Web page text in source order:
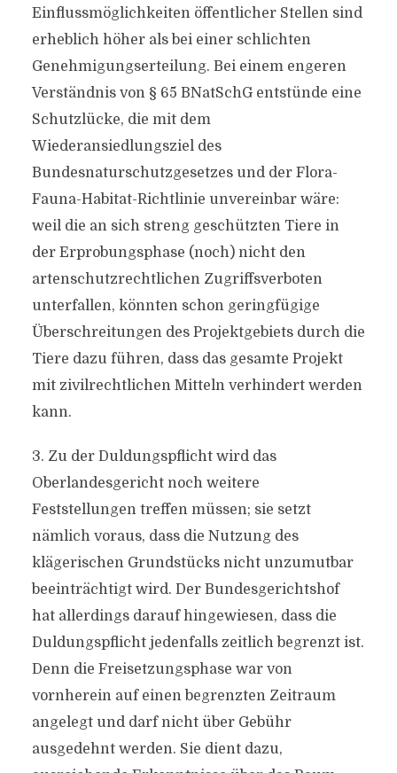
Einflussmöglichkeiten öffentlicher Stellen sind
erheblich höher als bei einer schlichten
Genehmigungserteilung. Bei einem engeren
Verständnis von § 65 BNatSchG entstünde eine
Schutzlücke, die mit dem
Wiederansiedlungsziel des
Bundesnaturschutzgesetzes und der Flora-
Fauna-Habitat-Richtlinie unvereinbar wäre:
weil die an sich streng geschützten Tiere in
der Erprobungsphase (noch) nicht den
artenschutzrechtlichen Zugriffsverboten
unterfallen, könnten schon geringfügige
Überschreitungen des Projektgebiets durch die
Tiere dazu führen, dass das gesamte Projekt
mit zivilrechtlichen Mitteln verhindert werden
kann.
3. Zu der Duldungspflicht wird das
Oberlandesgericht noch weitere
Feststellungen treffen müssen; sie setzt
nämlich voraus, dass die Nutzung des
klägerischen Grundstücks nicht unzumutbar
beeinträchtigt wird. Der Bundesgerichtshof
hat allerdings darauf hingewiesen, dass die
Duldungspflicht jedenfalls zeitlich begrenzt ist.
Denn die Freisetzungsphase war von
vornherein auf einen begrenzten Zeitraum
angelegt und darf nicht über Gebühr
ausgedehnt werden. Sie dient dazu,